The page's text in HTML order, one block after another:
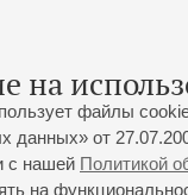
на
файлы
данных» от
с нашей Политикой
на